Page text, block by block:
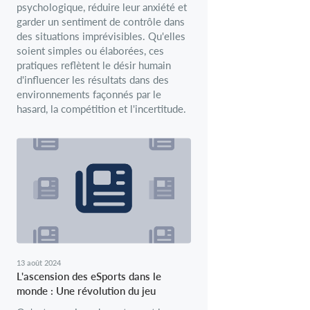
psychologique, réduire leur anxiété et
garder un sentiment de contrôle dans
des situations imprévisibles. Qu'elles
soient simples ou élaborées, ces
pratiques reflètent le désir humain
d'influencer les résultats dans des
environnements façonnés par le
hasard, la compétition et l'incertitude.
13 août 2024
L'ascension des eSports dans le
monde : Une révolution du jeu